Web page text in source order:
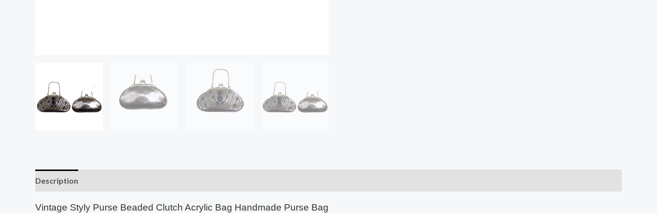
Description
Vintage Styly Purse Beaded Clutch Acrylic Bag Handmade Purse Bag